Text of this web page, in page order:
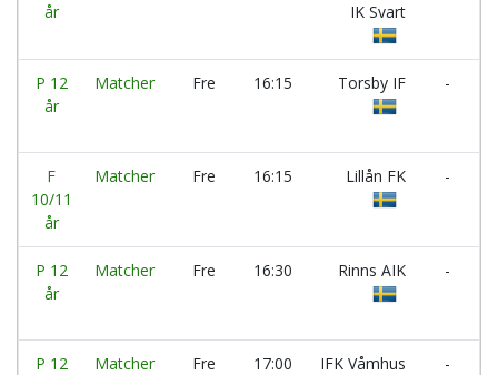
år
IK Svart
P 12
år
Matcher Fre 16:15 Torsby IF -
F
10/11
år
Matcher Fre 16:15 Lillån FK
-
P 12
år
Matcher Fre 16:30 Rinns AIK
-
P 12
Matcher Fre 17:00 IFK Våmhus
-